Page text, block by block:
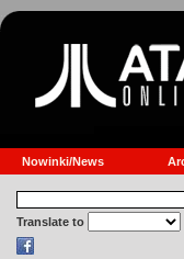
Nowinki/News
Translate to